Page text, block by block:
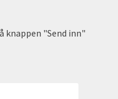
knappen "Send inn"